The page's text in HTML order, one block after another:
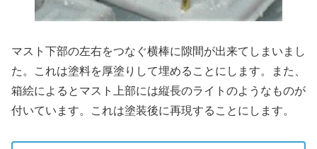
マスト下部の左右をつなぐ横棒に隙間が出来てしまいまし
た。これは塗料を厚塗りして埋めることにします。また、
箱絵によるとマスト上部には縦長のライトのようなものが
付いています。これは塗装後に再現することにします。